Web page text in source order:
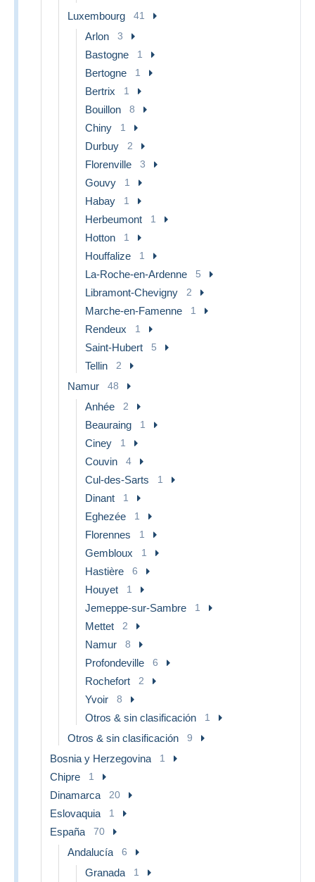
Luxembourg 41
Arlon 3
Bastogne 1
Bertogne 1
Bertrix 1
Bouillon 8
Chiny 1
Durbuy 2
Florenville 3
Gouvy 1
Habay 1
Herbeumont 1
Hotton 1
Houffalize 1
La-Roche-en-Ardenne 5
Libramont-Chevigny 2
Marche-en-Famenne 1
Rendeux 1
Saint-Hubert 5
Tellin 2
Namur 48
Anhée 2
Beauraing 1
Ciney 1
Couvin 4
Cul-des-Sarts 1
Dinant 1
Eghezée 1
Florennes 1
Gembloux 1
Hastière 6
Houyet 1
Jemeppe-sur-Sambre 1
Mettet 2
Namur 8
Profondeville 6
Rochefort 2
Yvoir 8
Otros & sin clasificación 1
Otros & sin clasificación 9
Bosnia y Herzegovina 1
Chipre 1
Dinamarca 20
Eslovaquia 1
España 70
Andalucía 6
Granada 1